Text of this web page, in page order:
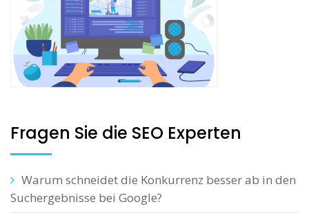
Fragen Sie die SEO Experten
Warum schneidet die Konkurrenz besser ab in den
Suchergebnisse bei Google?